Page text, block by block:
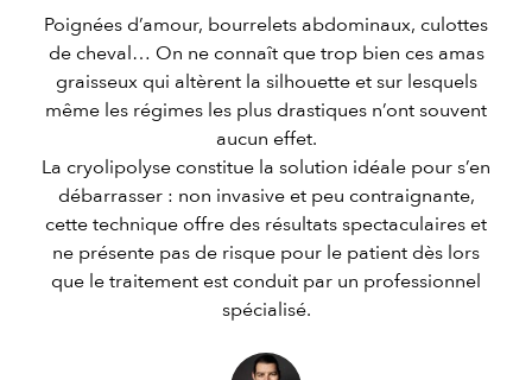
Poignées d’amour, bourrelets abdominaux, culottes
de cheval… On ne connaît que trop bien ces amas
graisseux qui altèrent la silhouette et sur lesquels
même les régimes les plus drastiques n’ont souvent
aucun effet.
La cryolipolyse constitue la solution idéale pour s’en
débarrasser : non invasive et peu contraignante,
cette technique offre des résultats spectaculaires et
ne présente pas de risque pour le patient dès lors
que le traitement est conduit par un professionnel
spécialisé.